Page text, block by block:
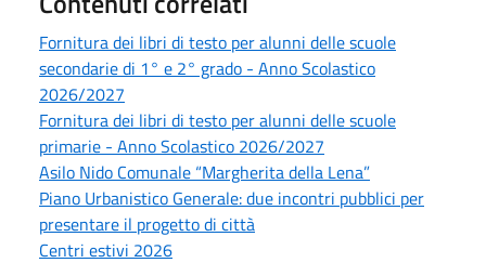
Fornitura dei libri di testo per alunni delle scuole
secondarie di 1° e 2° grado - Anno Scolastico
2026/2027
Fornitura dei libri di testo per alunni delle scuole
primarie - Anno Scolastico 2026/2027
Asilo Nido Comunale “Margherita della Lena”
Piano Urbanistico Generale: due incontri pubblici per
presentare il progetto di città
Centri estivi 2026